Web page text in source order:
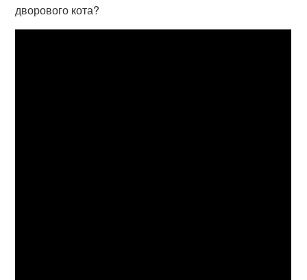
дворового кота?